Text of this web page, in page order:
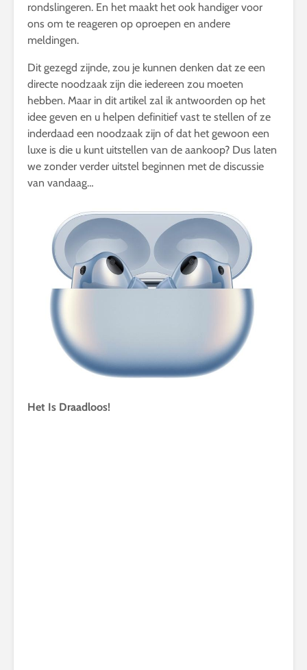
rondslingeren. En het maakt het ook handiger voor
ons om te reageren op oproepen en andere
meldingen.
Dit gezegd zijnde, zou je kunnen denken dat ze een
directe noodzaak zijn die iedereen zou moeten
hebben. Maar in dit artikel zal ik antwoorden op het
idee geven en u helpen definitief vast te stellen of ze
inderdaad een noodzaak zijn of dat het gewoon een
luxe is die u kunt uitstellen van de aankoop? Dus laten
we zonder verder uitstel beginnen met de discussie
van vandaag…
Het Is Draadloos!